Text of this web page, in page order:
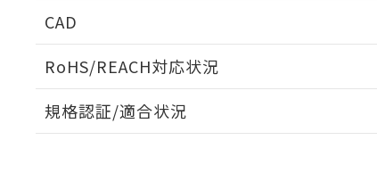
CAD
RoHS/REACH対応状況
EU RoHS 注意事項・凡例
規格認証/適合状況